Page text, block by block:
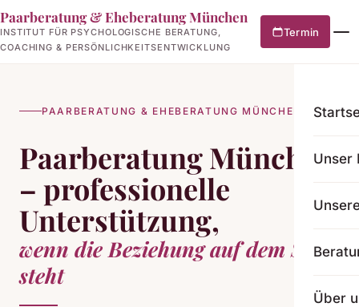
Paarberatung & Eheberatung München
INSTITUT FÜR PSYCHOLOGISCHE BERATUNG,
COACHING & PERSÖNLICHKEITSENTWICKLUNG
Termin
Unser
Über
PAARBERATUNG & EHEBERATUNG MÜNCHEN
Paarberatung München
– professionelle
Unterstützung,
wenn die Beziehung auf dem Spiel
steht